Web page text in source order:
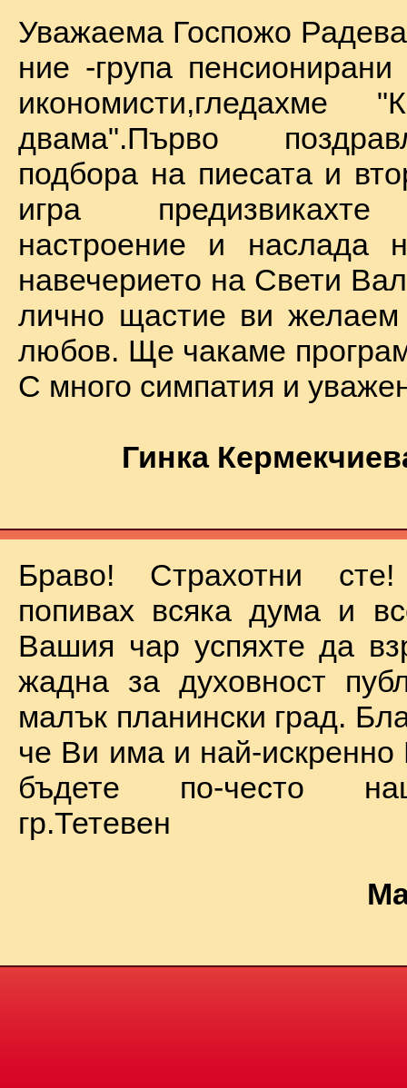
Уважаема Госпожо
ние -група
икономисти,гледахме
двама".Първо
подбора на пиесата и
игра
настроение и наслада
навечерието на Свети
лично щастие ви желаем
любов. Ще чакаме
С много симпатия и
Гинка
Браво! Страхотни
попивах всяка дума и
Вашия чар успяхте да
жадна за духовност
малък планински град.
че Ви има и най-
бъдете по-често
гр.Тетевен